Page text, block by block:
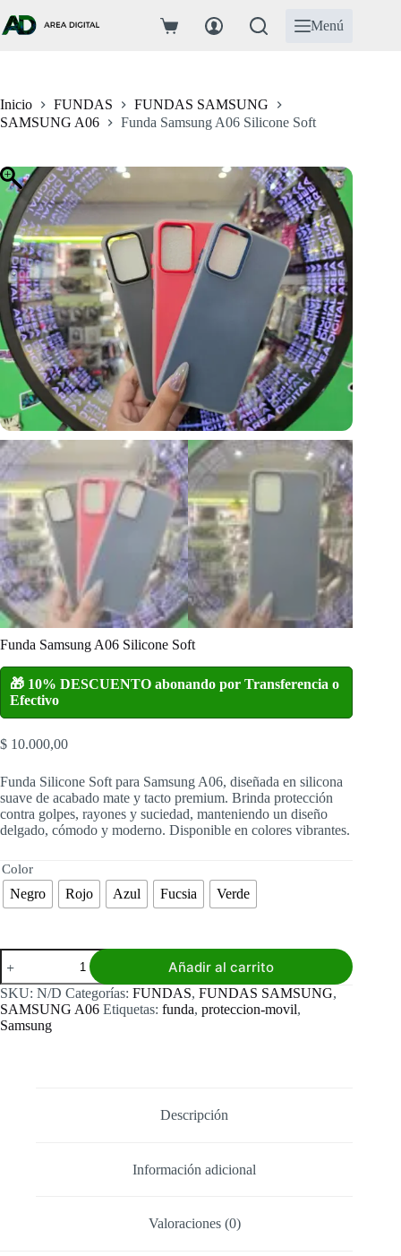
al
contenido
Carro
Menú
Inicio FUNDAS
FUNDAS SAMSUNG
SAMSUNG A06
Funda Samsung A06 Silicone Soft
Funda Samsung A06 Silicone Soft
🎁 10% DESCUENTO abonando por Transferencia o
Efectivo
$ 10.000,00
Funda Silicone Soft para Samsung A06, diseñada en silicona
suave de acabado mate y tacto premium. Brinda protección
contra golpes, rayones y suciedad, manteniendo un diseño
delgado, cómodo y moderno. Disponible en colores vibrantes.
Color
Negro Rojo Azul Fucsia Verde
Funda
Samsung
A06
Silicone
Soft
cantidad
Añadir al carrito
SKU: N/D Categorías: FUNDAS, FUNDAS SAMSUNG,
SAMSUNG A06 Etiquetas: funda, proteccion-movil,
Samsung
Descripción
Información adicional
Valoraciones (0)